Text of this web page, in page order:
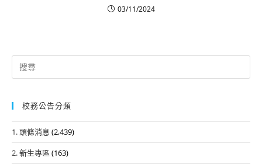
03/11/2024
Search
for:
校務公告分類
1. 頭條消息 (2,439)
2. 新生專區 (163)